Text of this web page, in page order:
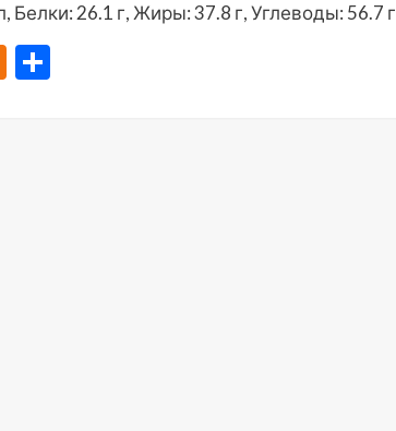
Белки: 26.1 г, Жиры: 37.8 г, Углеводы: 56.7 г
Odnoklassniki